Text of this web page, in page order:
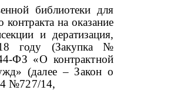
библиотеки для
на оказание
и дератизация,
году (Закупка №
ФЗ «О контрактной
(далее – Закон о
№727/14,